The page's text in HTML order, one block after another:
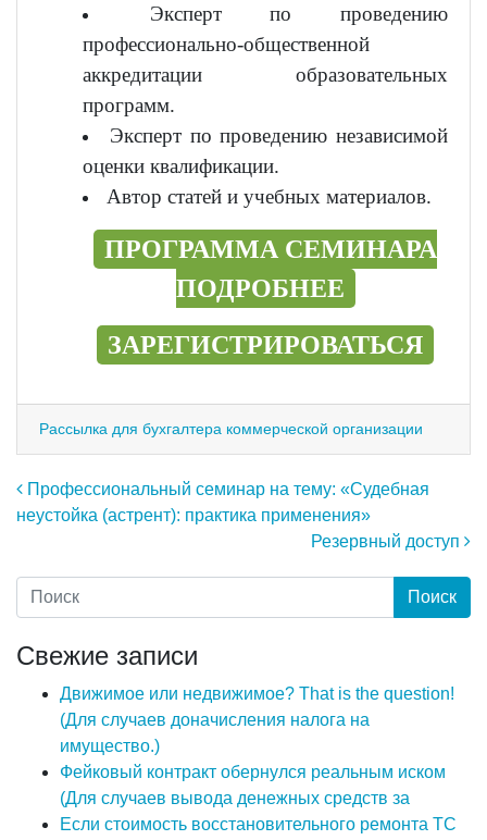
Эксперт по проведению
профессионально-общественной
аккредитации образовательных
программ.
Эксперт по проведению независимой
оценки квалификации.
Автор статей и учебных материалов.
ПРОГРАММА СЕМИНАРА
ПОДРОБНЕЕ
ЗАРЕГИСТРИРОВАТЬСЯ
Рассылка для бухгалтера коммерческой организации
Навигация по записям
Профессиональный семинар на тему: «Судебная
неустойка (астрент): практика применения»
Резервный доступ
Свежие записи
Движимое или недвижимое? That is the question!
(Для случаев доначисления налога на
имущество.)
Фейковый контракт обернулся реальным иском
(Для случаев вывода денежных средств за
Если стоимость восстановительного ремонта ТС